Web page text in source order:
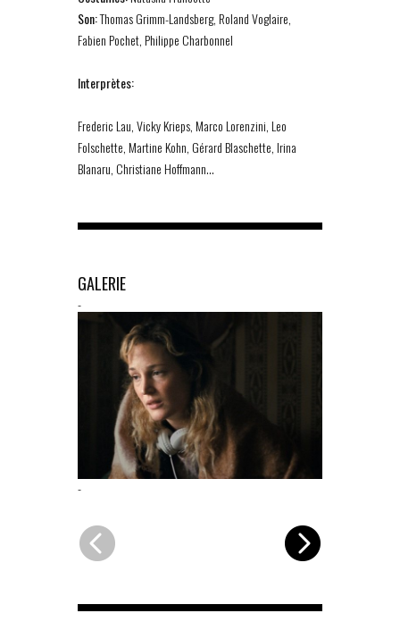
Son:Thomas Grimm-Landsberg, Roland Voglaire,
Fabien Pochet, Philippe Charbonnel
Interprètes:
Frederic Lau, Vicky Krieps, Marco Lorenzini, Leo
Folschette, Martine Kohn, Gérard Blaschette, Irina
Blanaru, Christiane Hoffmann…
GALERIE
-
-